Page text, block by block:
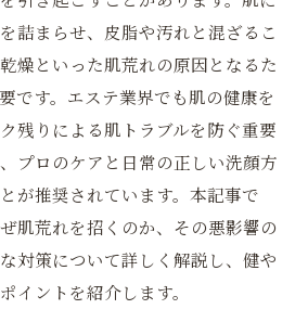
詰まらせ、皮脂や汚れと混ざるこ
燥といった肌荒れの原因となるた
です。エステ業界でも肌の健康を
残りによる肌トラブルを防ぐ重要
プロのケアと日常の正しい洗顔方
が推奨されています。本記事で
肌荒れを招くのか、その悪影響の
対策について詳しく解説し、健や
イントを紹介します。